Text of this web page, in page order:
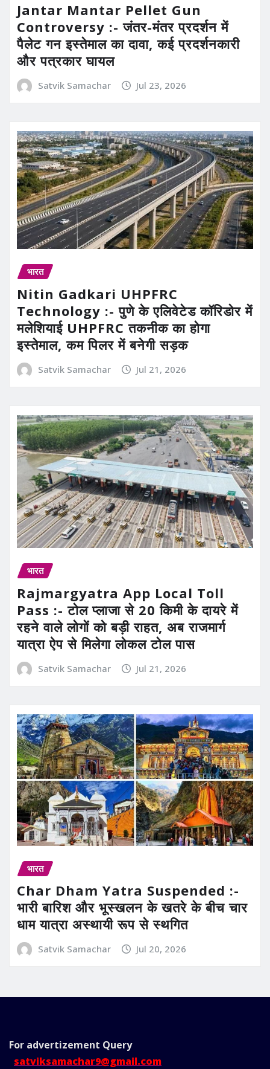
Jantar Mantar Pellet Gun
Controversy :- जंतर-मंतर प्रदर्शन में
पैलेट गन इस्तेमाल का दावा, कई प्रदर्शनकारी
और पत्रकार घायल
Satvik Samachar Jul 23, 2026
भारत
Nitin Gadkari UHPFRC
Technology :- पुणे के एलिवेटेड कॉरिडोर में
मलेशियाई UHPFRC तकनीक का होगा
इस्तेमाल, कम पिलर में बनेगी सड़क
Satvik Samachar Jul 21, 2026
भारत
Rajmargyatra App Local Toll
Pass :- टोल प्लाजा से 20 किमी के दायरे में
रहने वाले लोगों को बड़ी राहत, अब राजमार्ग
यात्रा ऐप से मिलेगा लोकल टोल पास
Satvik Samachar Jul 21, 2026
भारत
Char Dham Yatra Suspended :-
भारी बारिश और भूस्खलन के खतरे के बीच चार
धाम यात्रा अस्थायी रूप से स्थगित
Satvik Samachar Jul 20, 2026
For advertizement Query
satviksamachar9@gmail.com